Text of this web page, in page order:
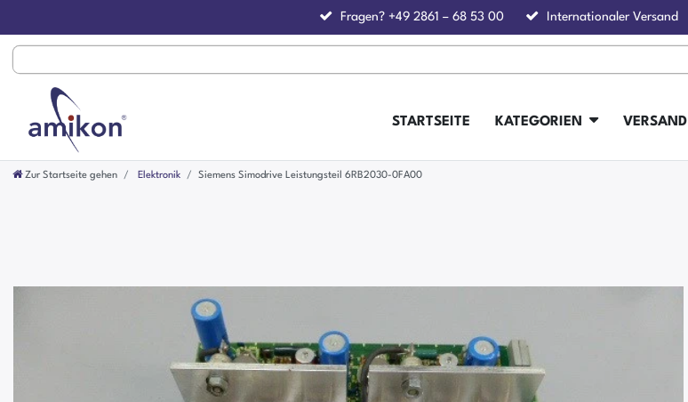
Fragen? +49 2861 – 68 53 00 Internationaler Versand
STARTSEITE KATEGORIEN VERSAND
Zur Startseite gehen Elektronik Siemens Simodrive Leistungsteil 6RB2030-0FA00